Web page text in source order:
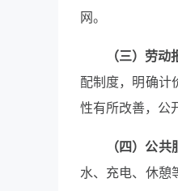
网。
（三）劳
配制度，明确计
性有所改善，公
（四）公共
水、充电、休憩